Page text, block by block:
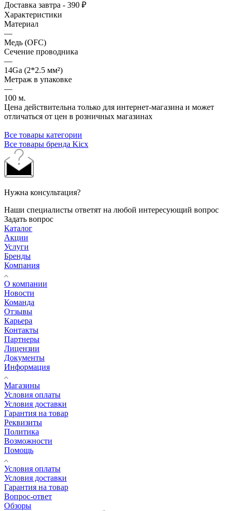
Доставка завтра - 390 ₽
Характеристики
Материал
—
Медь (OFC)
Сечение проводника
—
14Ga (2*2.5 мм²)
Метраж в упаковке
—
100 м.
Цена действительна только для интернет-магазина и может
отличаться от цен в розничных магазинах
Все товары категории
Все товары бренда Kicx
Нужна консультация?
Наши специалисты ответят на любой интересующий вопрос
Задать вопрос
Каталог
Акции
Услуги
Бренды
Компания
О компании
Новости
Команда
Отзывы
Карьера
Контакты
Партнеры
Лицензии
Документы
Информация
Магазины
Условия оплаты
Условия доставки
Гарантия на товар
Реквизиты
Политика
Возможности
Помощь
Условия оплаты
Условия доставки
Гарантия на товар
Вопрос-ответ
Обзоры